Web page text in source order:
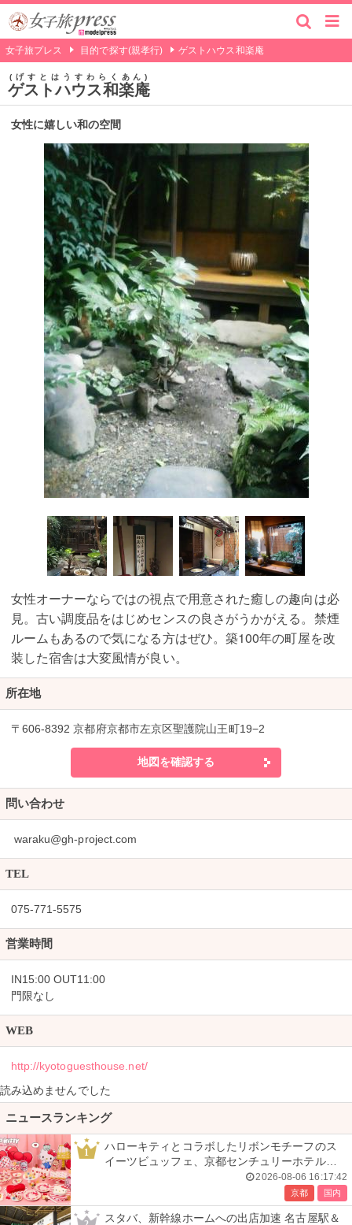
女子旅プレス 目的で探す(親孝行) ゲストハウス和楽庵
ゲストハウス和楽庵
げすとはうすわらくあん
女性に嬉しい和の空間
女性オーナーならではの視点で用意された癒しの趣向は必
見。古い調度品をはじめセンスの良さがうかがえる。禁煙
ルームもあるので気になる方はぜひ。築100年の町屋を改
装した宿舎は大変風情が良い。
所在地
〒606-8392 京都府京都市左京区聖護院山王町19−2
地図を確認する
問い合わせ
waraku@gh-project.com
TEL
075-771-5575
営業時間
IN15:00 OUT11:00
門限なし
WEB
http://kyotoguesthouse.net/
読み込めませんでした
ニュースランキング
1
ハローキティとコラボしたリボンモチーフのス
イーツビュッフェ、京都センチュリーホテルで
2026-08-06 16:17:42
京都 国内
スタバ、新幹線ホームへの出店加速 名古屋駅＆